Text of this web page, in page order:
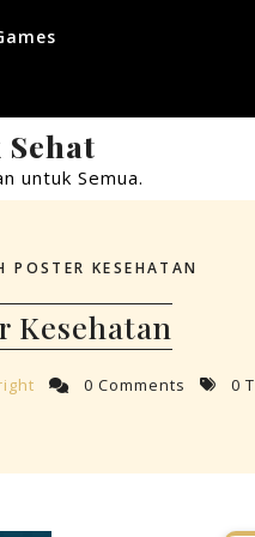
untuk Semua.
POSTER KESEHATAN
Kesehatan
0 Comments 0